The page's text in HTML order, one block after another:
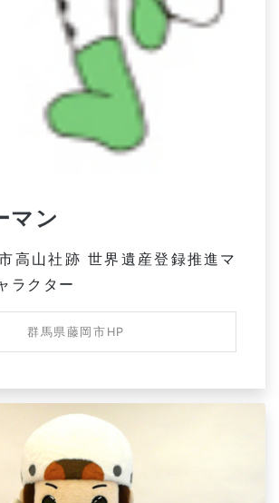
マン
高山社跡 世界遺産登録推進マ
ラクター
群馬県藤岡市HP